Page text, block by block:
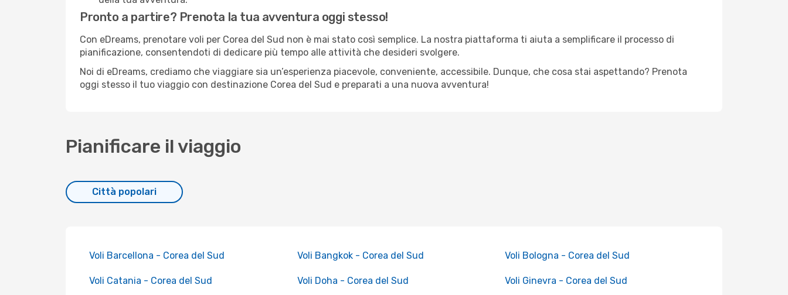
Pronto a partire? Prenota la tua avventura oggi stesso!
Con eDreams, prenotare voli per Corea del Sud non è mai stato così semplice. La nostra piattaforma ti aiuta a semplificare il processo di
pianificazione, consentendoti di dedicare più tempo alle attività che desideri svolgere.
Noi di eDreams, crediamo che viaggiare sia un’esperienza piacevole, conveniente, accessibile. Dunque, che cosa stai aspettando? Prenota
oggi stesso il tuo viaggio con destinazione Corea del Sud e preparati a una nuova avventura!
Pianificare il viaggio
Città popolari
Voli Barcellona - Corea del Sud Voli Bangkok - Corea del Sud Voli Bologna - Corea del Sud
Voli Catania - Corea del Sud Voli Doha - Corea del Sud Voli Ginevra - Corea del Sud